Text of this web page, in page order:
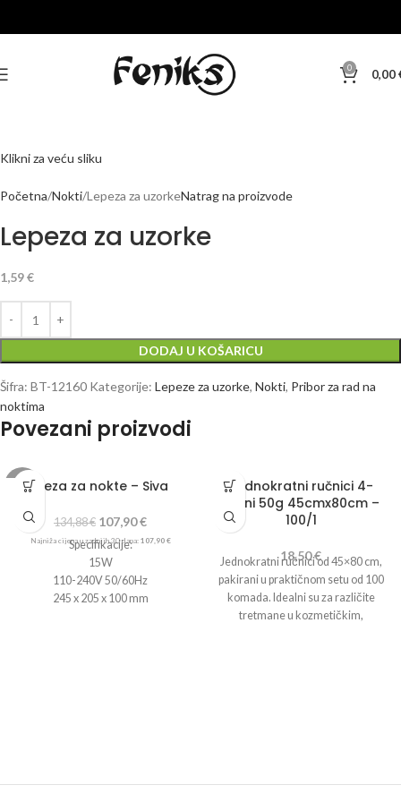
0 0,00
Klikni za veću sliku
Početna Nokti Lepeza za uzorkeNatrag na proizvode
Lepeza za uzorke
1,59€
DODAJ U KOŠARICU
Šifra: BT-12160 Kategorije: Lepeze za uzorke, Nokti, Pribor za rad na
noktima
Povezani proizvodi
-20%Freza za nokte – Siva
134,88€ 107,90€
Najniža cijena u zadnjih 30 dana: 107,90 €
Specifikacije:
15W
110-240V 50/60Hz
245 x 205 x 100 mm
Jednokratni ručnici 4-
slojni 50g 45cmx80cm –
100/1
18,50€
Jednokratni ručnici od 45×80 cm,
pakirani u praktičnom setu od 100
komada. Idealni su za različite
tretmane u kozmetičkim,